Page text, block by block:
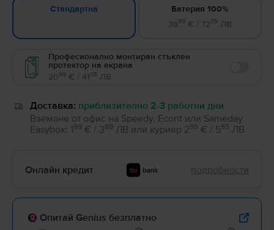
Стандартна
Батерия 100%
3699 € / 7235 ЛВ
Професионално монтиран стъклен
протектор на екрана
2099 € / 4105 ЛВ
Доставка: приблизително 2-3 работни дни
Вземане от офис на Speedy, Econt или Sameday
Easybox: 199 € / 389 ЛВ или куриер 299 € / 585 ЛВ
Онлайн кредит подробности
Опитай Genius безплатно